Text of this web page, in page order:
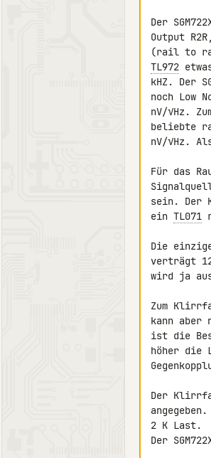
Der
Output
TL972
kHZ. Der
noch Low
nV/√Hz.
beliebte
nV/√Hz.
Für das
sein. Der
ein TL071
Die
verträgt
wird ja
Zum
kann aber
ist die
höher die
Der
2 K Last.
Der